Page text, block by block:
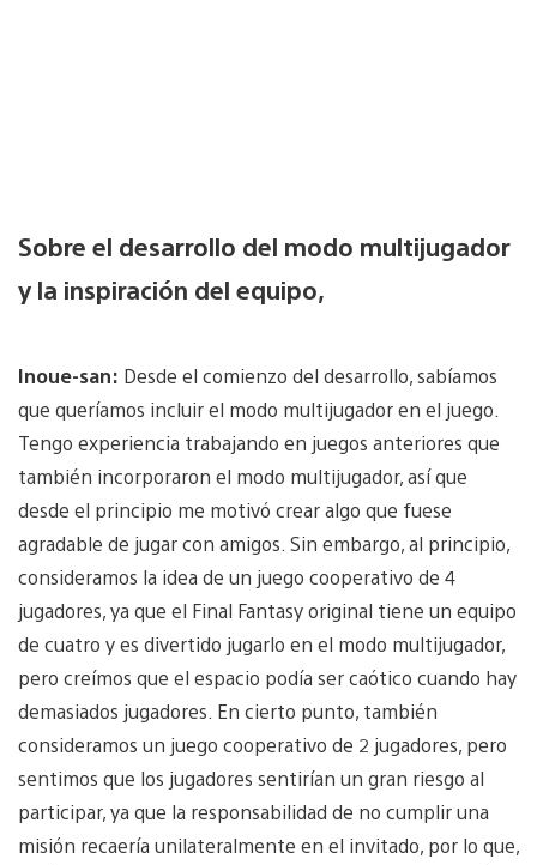
Sobre el desarrollo del modo multijugador
y la inspiración del equipo,
Inoue-san: Desde el comienzo del desarrollo, sabíamos
que queríamos incluir el modo multijugador en el juego.
Tengo experiencia trabajando en juegos anteriores que
también incorporaron el modo multijugador, así que
desde el principio me motivó crear algo que fuese
agradable de jugar con amigos. Sin embargo, al principio,
consideramos la idea de un juego cooperativo de 4
jugadores, ya que el Final Fantasy original tiene un equipo
de cuatro y es divertido jugarlo en el modo multijugador,
pero creímos que el espacio podía ser caótico cuando hay
demasiados jugadores. En cierto punto, también
consideramos un juego cooperativo de 2 jugadores, pero
sentimos que los jugadores sentirían un gran riesgo al
participar, ya que la responsabilidad de no cumplir una
misión recaería unilateralmente en el invitado, por lo que,